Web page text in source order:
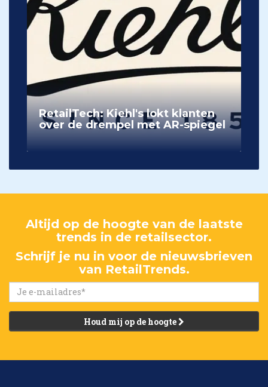
RetailTech: Kiehl's lokt klanten
over de drempel met AR-spiegel
Altijd op de hoogte van de laatste
trends in de retailsector.
Schrijf je nu in voor de nieuwsbrieven
van RetailTrends.
Houd mij op de hoogte